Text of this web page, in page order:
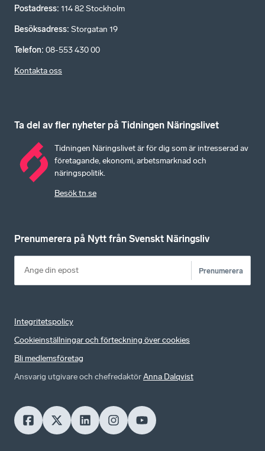
Postadress: 114 82 Stockholm
Besöksadress: Storgatan 19
Telefon: 08-553 430 00
Kontakta oss
Ta del av fler nyheter på Tidningen Näringslivet
Tidningen Näringslivet är för dig som är intresserad av
företagande, ekonomi, arbetsmarknad och
näringspolitik.
Besök tn.se
Prenumerera på Nytt från Svenskt Näringsliv
Prenumerera
Integritetspolicy
Cookieinställningar och förteckning över cookies
Bli medlemsföretag
Ansvarig utgivare och chefredaktörAnna Dalqvist